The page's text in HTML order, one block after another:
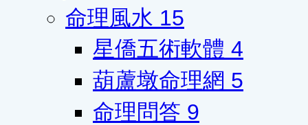
命理風水 15
星僑五術軟體 4
葫蘆墩命理網 5
命理問答 9